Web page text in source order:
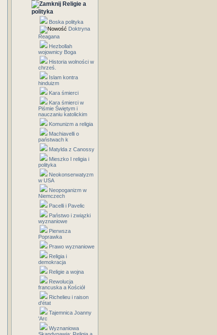
Religie a
polityka
Boska polityka
Doktryna
Reagana
Hezbollah
wojownicy Boga
Historia wolności w
chrześ.
Islam kontra
hinduizm
Kara śmierci
Kara śmierci w
Piśmie Świętym i
nauczaniu katolickim
Komunizm a religia
Machiavelli o
państwach k
Matylda z Canossy
Mieszko I religia i
polityka
Neokonserwatyzm
w USA
Neopoganizm w
Niemczech
Pacelli i Pavelic
Państwo i związki
wyznaniowe
Pierwsza
Poprawka
Prawo wyznaniowe
Religia i
demokracja
Religie a wojna
Rewolucja
francuska a Kościół
Richelieu i raison
d'état
Tajemnica Joanny
'Arc
Wyznaniowa